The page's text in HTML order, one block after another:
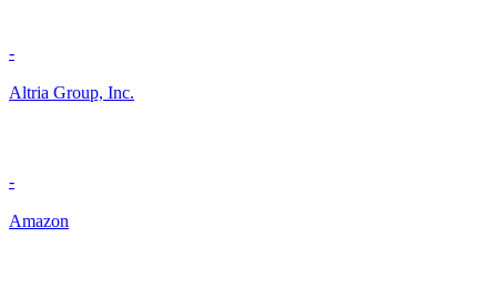
-
Altria Group, Inc.
-
Amazon